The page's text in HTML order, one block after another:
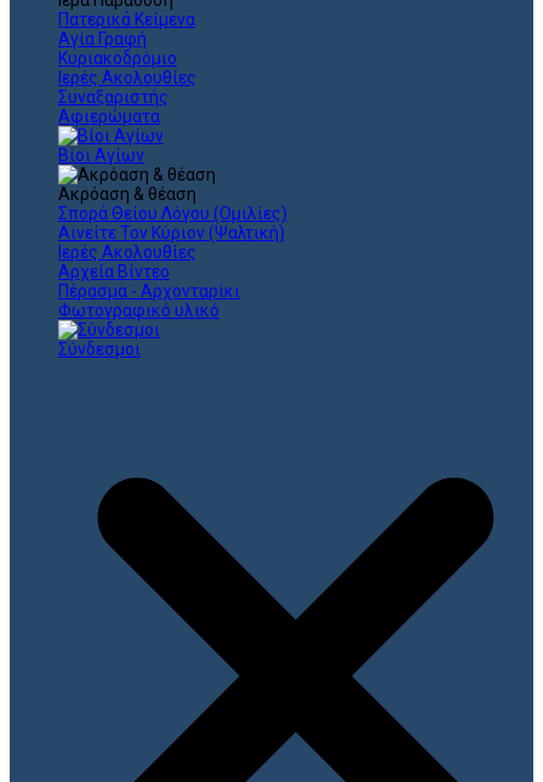
Πατερικά Κείμενα
Αγία Γραφή
Κυριακοδρόμιο
Ιερές Ακολουθίες
Συναξαριστής
Αφιερώματα
Βίοι Αγίων
Ακρόαση & θέαση
Σπορά Θείου Λόγου (Ομιλίες)
Αινείτε Τον Κύριον (Ψαλτική)
Ιερές Ακολουθίες
Αρχεία Βίντεο
Πέρασμα - Αρχονταρίκι
Φωτογραφικό υλικό
Σύνδεσμοι